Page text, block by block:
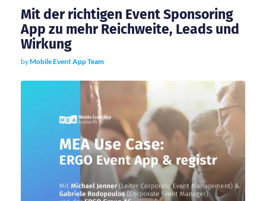
a
t
i
Mit der richtigen Event Sponsoring
App zu mehr Reichweite, Leads und
Wirkung
byMobile Event App Team